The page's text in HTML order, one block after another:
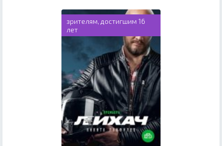
зрителям, достигшим 16
лет